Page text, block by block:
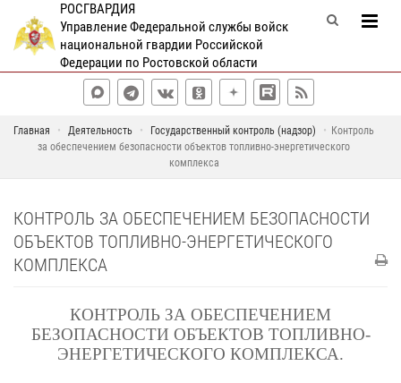
РОСГВАРДИЯ
Управление Федеральной службы войск
национальной гвардии Российской
Федерации по Ростовской области
Главная Деятельность Государственный контроль (надзор)
Контроль
за обеспечением безопасности объектов топливно-энергетического
комплекса
КОНТРОЛЬ ЗА ОБЕСПЕЧЕНИЕМ БЕЗОПАСНОСТИ
ОБЪЕКТОВ ТОПЛИВНО-ЭНЕРГЕТИЧЕСКОГО
КОМПЛЕКСА
КОНТРОЛЬ ЗА ОБЕСПЕЧЕНИЕМ
БЕЗОПАСНОСТИ ОБЪЕКТОВ ТОПЛИВНО-
ЭНЕРГЕТИЧЕСКОГО КОМПЛЕКСА.